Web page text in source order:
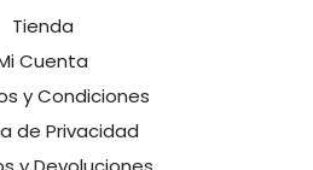
Tienda
Cuenta
y Condiciones
de Privacidad